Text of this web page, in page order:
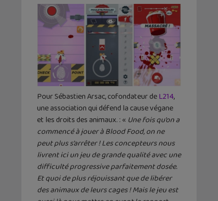
Pour Sébastien Arsac, cofondateur deL214,
une association qui défend la cause végane
et les droits des animaux. : « Une fois qu’on a
commencé à jouer à Blood Food, on ne
peut plus s’arrêter ! Les concepteurs nous
livrent ici un jeu de grande qualité avec une
difficulté progressive parfaitement dosée.
Et quoi de plus réjouissant que de libérer
des animaux de leurs cages ! Mais le jeu est